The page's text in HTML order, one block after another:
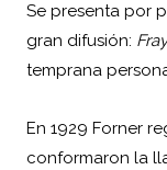
Se presenta por
gran difusión:
temprana
En 1929 Forner
conformaron la